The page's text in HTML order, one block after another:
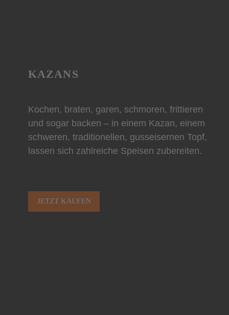
KAZANS
Kochen, braten, garen, schmoren, frittieren
und sogar backen – in einem Kazan, einem
schweren, traditionellen, gusseisernen Topf,
lassen sich zahlreiche Speisen zubereiten.
JETZT KAUFEN